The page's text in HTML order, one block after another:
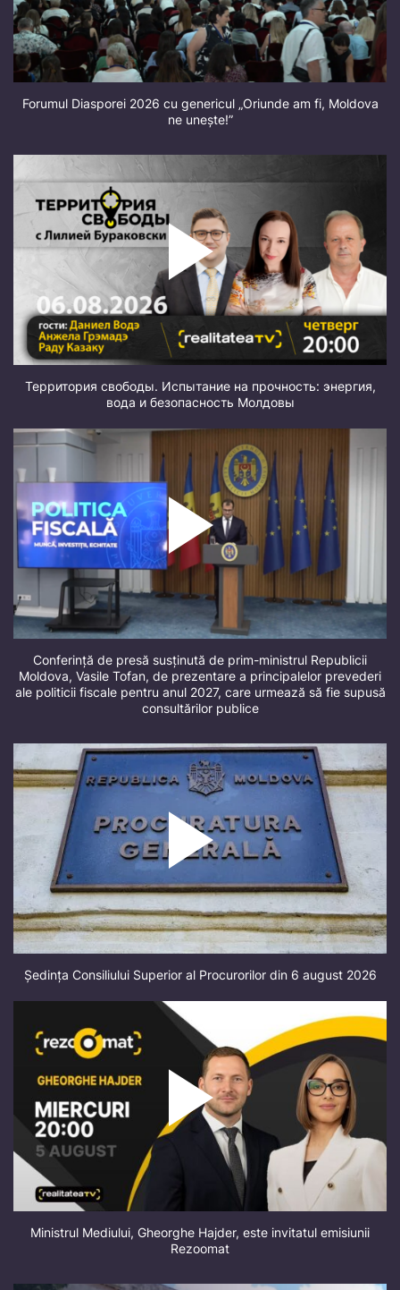
Forumul Diasporei 2026 cu genericul „Oriunde am fi, Moldova
ne unește!”
Территория свободы. Испытание на прочность: энергия,
вода и безопасность Молдовы
Conferință de presă susținută de prim-ministrul Republicii
Moldova, Vasile Tofan, de prezentare a principalelor prevederi
ale politicii fiscale pentru anul 2027, care urmează să fie supusă
consultărilor publice
Ședința Consiliului Superior al Procurorilor din 6 august 2026
Ministrul Mediului, Gheorghe Hajder, este invitatul emisiunii
Rezoomat